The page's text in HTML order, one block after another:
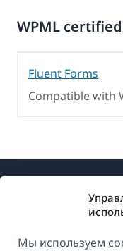
Мы используем
WPML
Fluent Forms
Compatible with